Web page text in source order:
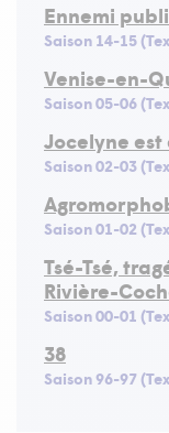
Ennemi
Saison 14-15
Venise-en-
Saison 05-06
Jocelyne est
Saison 02-03
Saison 01-02
Tsé-Tsé,
Rivière-
Saison 00-01
38
Saison 96-97